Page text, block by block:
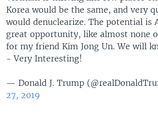
Korea would be the same, and very
would denuclearize. The potential is
great opportunity, like almost none
for my friend Kim Jong Un. We will
- Very Interesting!
— Donald J. Trump
27, 2019